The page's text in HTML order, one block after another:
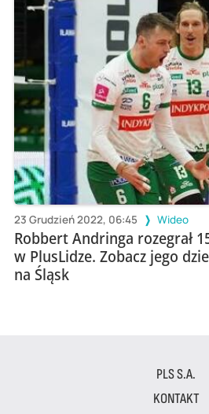
23 Grudzień 2022, 06:45 Wideo
Robbert Andringa rozegrał
w PlusLidze. Zobacz jego
na Śląsk
PLS S.A.
KONTAKT